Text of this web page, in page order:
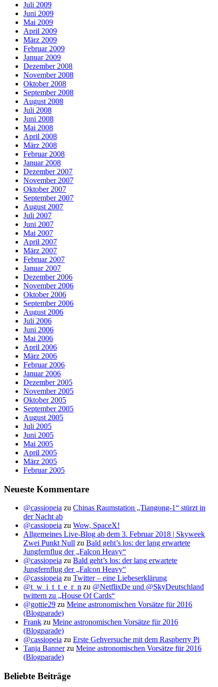
Juli 2009
Juni 2009
Mai 2009
April 2009
März 2009
Februar 2009
Januar 2009
Dezember 2008
November 2008
Oktober 2008
September 2008
August 2008
Juli 2008
Juni 2008
Mai 2008
April 2008
März 2008
Februar 2008
Januar 2008
Dezember 2007
November 2007
Oktober 2007
September 2007
August 2007
Juli 2007
Juni 2007
Mai 2007
April 2007
März 2007
Februar 2007
Januar 2007
Dezember 2006
November 2006
Oktober 2006
September 2006
August 2006
Juli 2006
Juni 2006
Mai 2006
April 2006
März 2006
Februar 2006
Januar 2006
Dezember 2005
November 2005
Oktober 2005
September 2005
August 2005
Juli 2005
Juni 2005
Mai 2005
April 2005
März 2005
Februar 2005
Neueste Kommentare
@cassiopeia zu Chinas Raumstation „Tiangong-1“ stürzt in
der Nacht ab
@cassiopeia zu Wow, SpaceX!
Allgemeines Live-Blog ab dem 3. Februar 2018 | Skyweek
Zwei Punkt Null zu Bald geht’s los: der lang erwartete
Jungfernflug der „Falcon Heavy“
@cassiopeia zu Bald geht’s los: der lang erwartete
Jungfernflug der „Falcon Heavy“
@cassiopeia zu Twitter – eine Liebeserklärung
@t_w_i_t_t_e_r_n zu @NetflixDe und @SkyDeutschland
twittern zu „House Of Cards“
@gottie29 zu Meine astronomischen Vorsätze für 2016
(Blogparade)
Frank zu Meine astronomischen Vorsätze für 2016
(Blogparade)
@cassiopeia zu Erste Gehversuche mit dem Raspberry Pi
Tanja Bannerzu Meine astronomischen Vorsätze für 2016
(Blogparade)
Beliebte Beiträge